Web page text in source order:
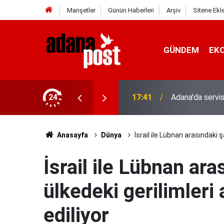
Manşetler Günün Haberleri Arşiv Sitene
GÜNDEM
24 17:41 Adana'da
Anasayfa Dünya İsrail ile Lübnan arasındaki
İsrail ile Lübnan
ülkedeki gerilimleri
ediliyor